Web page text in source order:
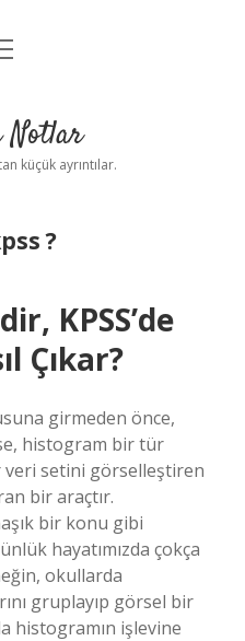
Notlar
küçük ayrıntılar.
?
KPSS’de
Çıkar?
girmeden önce,
histogram bir tür
veri setini görselleştiren
bir araçtır.
bir konu gibi
hayatımızda çokça
okullarda
gruplayıp görsel bir
histogramın işlevine